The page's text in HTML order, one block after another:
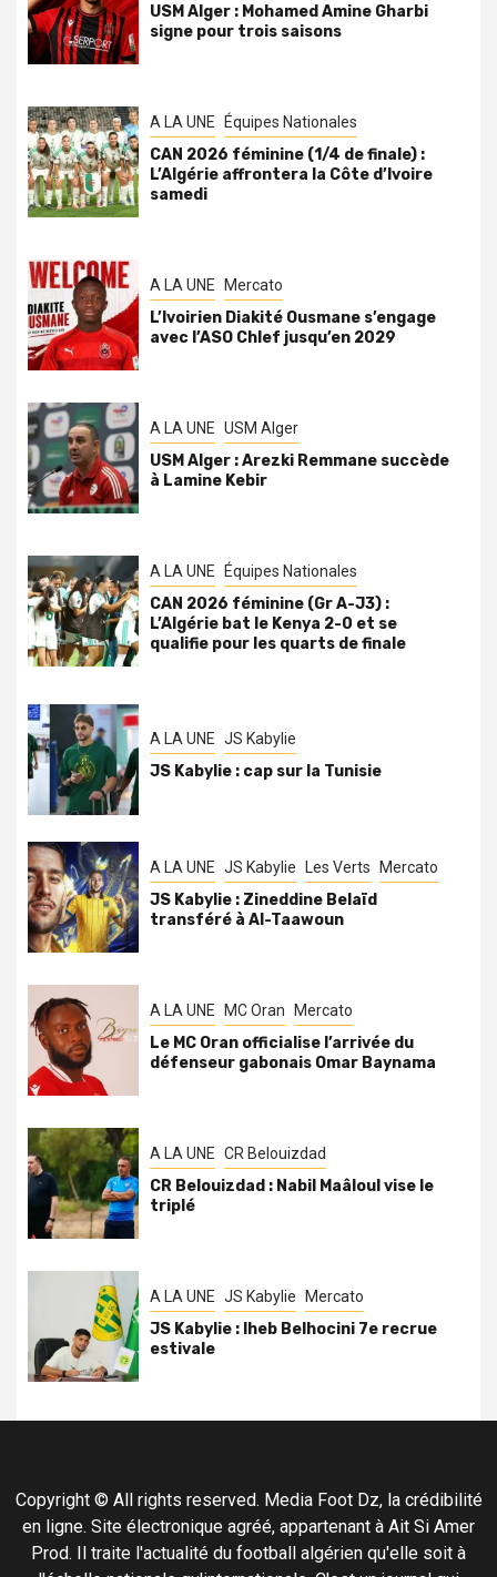
USM Alger : Mohamed Amine Gharbi
signe pour trois saisons
A LA UNE Équipes Nationales
CAN 2026 féminine (1/4 de finale) :
L’Algérie affrontera la Côte d’Ivoire
samedi
A LA UNE Mercato
L’Ivoirien Diakité Ousmane s’engage
avec l’ASO Chlef jusqu’en 2029
A LA UNE USM Alger
USM Alger : Arezki Remmane succède
à Lamine Kebir
A LA UNE Équipes Nationales
CAN 2026 féminine (Gr A-J3) :
L’Algérie bat le Kenya 2-0 et se
qualifie pour les quarts de finale
A LA UNE JS Kabylie
JS Kabylie : cap sur la Tunisie
A LA UNE JS Kabylie Les Verts Mercato
JS Kabylie : Zineddine Belaïd
transféré à Al-Taawoun
A LA UNE MC Oran Mercato
Le MC Oran officialise l’arrivée du
défenseur gabonais Omar Baynama
A LA UNE CR Belouizdad
CR Belouizdad : Nabil Maâloul vise le
triplé
A LA UNE JS Kabylie Mercato
JS Kabylie : Iheb Belhocini 7e recrue
estivale
Copyright © All rights reserved. Media Foot Dz, la crédibilité
en ligne. Site électronique agréé, appartenant à Ait Si Amer
Prod. Il traite l'actualité du football algérien qu'elle soit à